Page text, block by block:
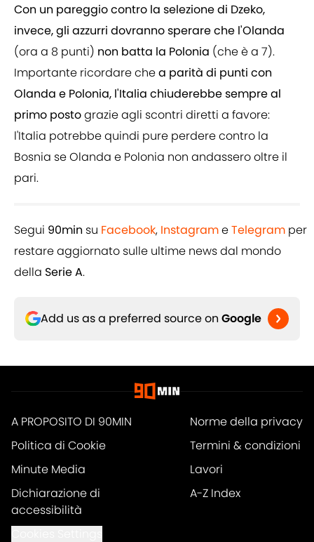
Con un pareggio contro la selezione di Dzeko,
invece, gli azzurri dovranno sperare che l'Olanda
(ora a 8 punti) non batta la Polonia (che è a 7).
Importante ricordare chea parità di punti con
Olanda e Polonia, l'Italia chiuderebbe sempre al
primo postograzie agli scontri diretti a favore:
l'Italia potrebbe quindi pure perdere contro la
Bosnia se Olanda e Polonia non andassero oltre il
pari.
Segui 90min su Facebook, InstagrameTelegram per
restare aggiornato sulle ultime news dal mondo
della Serie A.
Add us as a preferred source on Google
A PROPOSITO DI 90MIN
Norme della privacy
Politica di Cookie
Termini & condizioni
Minute Media
Lavori
Dichiarazione di
accessibilità
A-Z Index